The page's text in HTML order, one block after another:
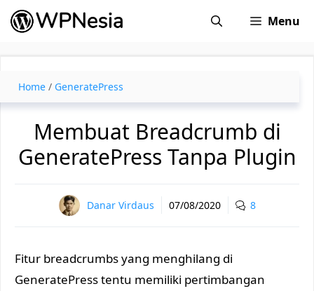
Skip
Menu
Home / GeneratePress
Membuat Breadcrumb di
GeneratePress Tanpa Plugin
Danar Virdaus 07/08/2020 8
Fitur breadcrumbs yang menghilang di
GeneratePress tentu memiliki pertimbangan